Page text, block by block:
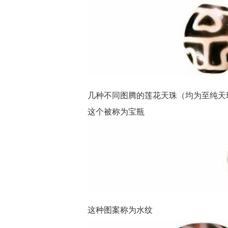
几种不同图腾的莲花天珠（均为至纯天
这个被称为宝瓶
这种图案称为水纹